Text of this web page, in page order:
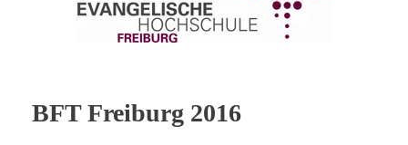
BFT Freiburg 2016